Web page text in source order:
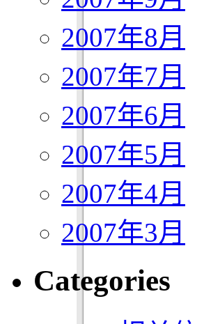
2007年8月
2007年7月
2007年6月
2007年5月
2007年4月
2007年3月
Categories